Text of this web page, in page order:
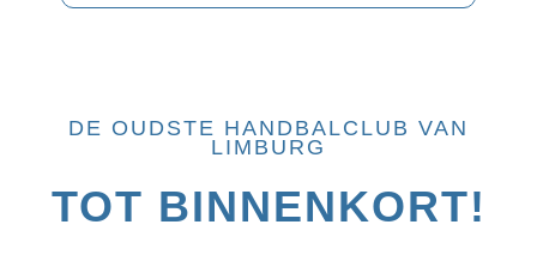
DE OUDSTE HANDBALCLUB VAN
LIMBURG
TOT BINNENKORT!